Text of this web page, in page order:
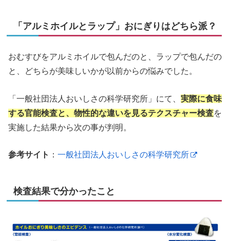
「アルミホイルとラップ」おにぎりはどちら派？
おむすびをアルミホイルで包んだのと、ラップで包んだの
と、どちらが美味しいかが以前からの悩みでした。
「一般社団法人おいしさの科学研究所」にて、 実際に食味
する官能検査と、物性的な違いを見るテクスチャー検査を
実施した結果から次の事が判明。
参考サイト ： 一般社団法人おいしさの科学研究所
検査結果で分かったこと